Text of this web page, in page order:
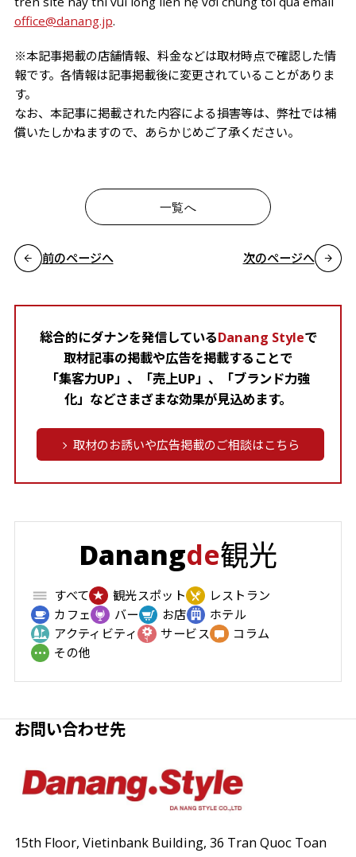
office@danang.jp.
※本記事掲載の店舗情報、料金などは取材時点で確認した情
報です。各情報は記事掲載後に変更されていることがありま
す。
なお、本記事に掲載された内容による損害等は、弊社では補
償いたしかねますので、あらかじめご了承ください。
前のページへ
一覧へ
次のページへ
総合的にダナンを発信しているDanang Styleで
取材記事の掲載や広告を掲載することで
「集客力UP」、「売上UP」、「ブランド力強
化」などさまざまな効果が見込めます。
取材のお誘いや広告掲載のご相談はこちら
Danangde観光
すべて 観光スポット
レストラン
カフェ
バー お店
ホテル
アクティビティ
サービス
コラム
その他
お問い合わせ先
15th Floor, Vietinbank Building, 36 Tran Quoc Toan